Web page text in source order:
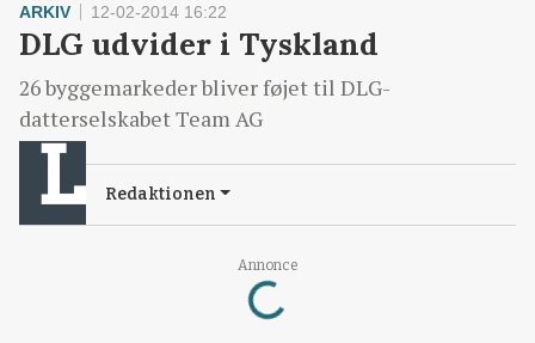
Annonce
Loading...
ARKIV 12-02-2014 16:22
DLG udvider i Tyskland
26 byggemarkeder bliver føjet til DLG-
datterselskabet Team AG
Redaktionen